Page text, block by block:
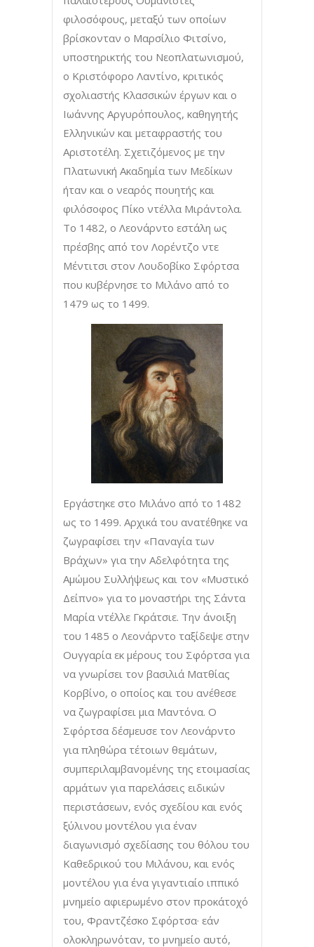
φιλοσόφους, μεταξύ των οποίων
βρίσκονταν ο Μαρσίλιο Φιτσίνο,
υποστηρικτής του Νεοπλατωνισμού,
ο Κριστόφορο Λαντίνο, κριτικός
σχολιαστής Κλασσικών έργων και ο
Ιωάννης Αργυρόπουλος, καθηγητής
Ελληνικών και μεταφραστής του
Αριστοτέλη. Σχετιζόμενος με την
Πλατωνική Ακαδημία των Μεδίκων
ήταν και ο νεαρός πουητής και
φιλόσοφος Πίκο ντέλλα Μιράντολα.
Το 1482, ο Λεονάρντο εστάλη ως
πρέσβης από τον Λορέντζο ντε
Μέντιτσι στον Λουδοβίκο Σφόρτσα
που κυβέρνησε το Μιλάνο από το
1479 ως το 1499.
Εργάστηκε στο Μιλάνο από το 1482
ως το 1499. Αρχικά του ανατέθηκε να
ζωγραφίσει την «Παναγία των
Βράχων» για την Αδελφότητα της
Αμώμου Συλλήψεως και τον «Μυστικό
Δείπνο» για το μοναστήρι της Σάντα
Μαρία ντέλλε Γκράτσιε. Την άνοιξη
του 1485 ο Λεονάρντο ταξίδεψε στην
Ουγγαρία εκ μέρους του Σφόρτσα για
να γνωρίσει τον βασιλιά Ματθίας
Κορβίνο, ο οποίος και του ανέθεσε
να ζωγραφίσει μια Μαντόνα. Ο
Σφόρτσα δέσμευσε τον Λεονάρντο
για πληθώρα τέτοιων θεμάτων,
συμπεριλαμβανομένης της ετοιμασίας
αρμάτων για παρελάσεις ειδικών
περιστάσεων, ενός σχεδίου και ενός
ξύλινου μοντέλου για έναν
διαγωνισμό σχεδίασης του θόλου του
Καθεδρικού του Μιλάνου, και ενός
μοντέλου για ένα γιγαντιαίο ιππικό
μνημείο αφιερωμένο στον προκάτοχό
του, Φραντζέσκο Σφόρτσα· εάν
ολοκληρωνόταν, το μνημείο αυτό,